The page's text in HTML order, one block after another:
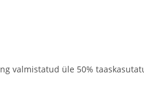
valmistatud üle 50%